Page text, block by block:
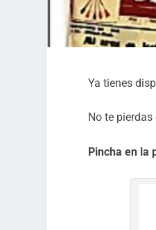
Ya tienes
No te
Pincha en la